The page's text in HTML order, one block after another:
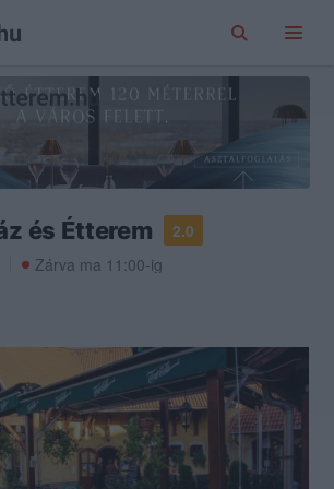
és Étterem
2.0
Zárva ma 11:00-ig